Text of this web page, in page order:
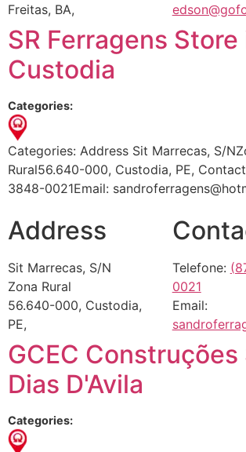
Freitas, BA,
SR Ferragens Store
Custodia
Categories:
Categories: Address Sit Marrecas, S/
Rural56.640-000, Custodia, PE,
3848-0021Email:
Address
Sit Marrecas, S/N
Zona Rural
56.640-000, Custodia,
PE,
Telefone:
0021
Email:
GCEC Construções
Dias D'Avila
Categories: